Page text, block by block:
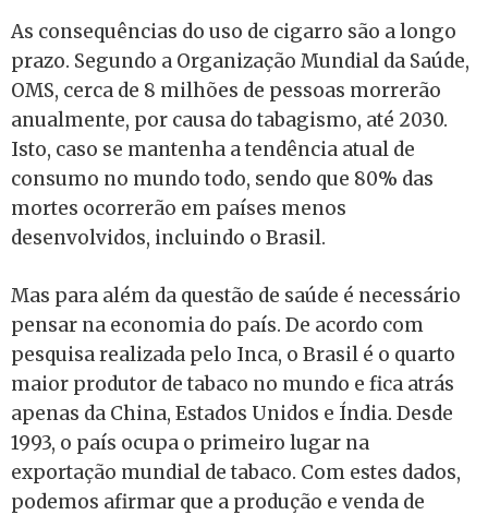
As consequências do uso de cigarro são a longo
prazo. Segundo a Organização Mundial da Saúde,
OMS, cerca de 8 milhões de pessoas morrerão
anualmente, por causa do tabagismo, até 2030.
Isto, caso se mantenha a tendência atual de
consumo no mundo todo, sendo que 80% das
mortes ocorrerão em países menos
desenvolvidos, incluindo o Brasil.
Mas para além da questão de saúde é necessário
pensar na economia do país. De acordo com
pesquisa realizada pelo Inca, o Brasil é o quarto
maior produtor de tabaco no mundo e fica atrás
apenas da China, Estados Unidos e Índia. Desde
1993, o país ocupa o primeiro lugar na
exportação mundial de tabaco. Com estes dados,
podemos afirmar que a produção e venda de